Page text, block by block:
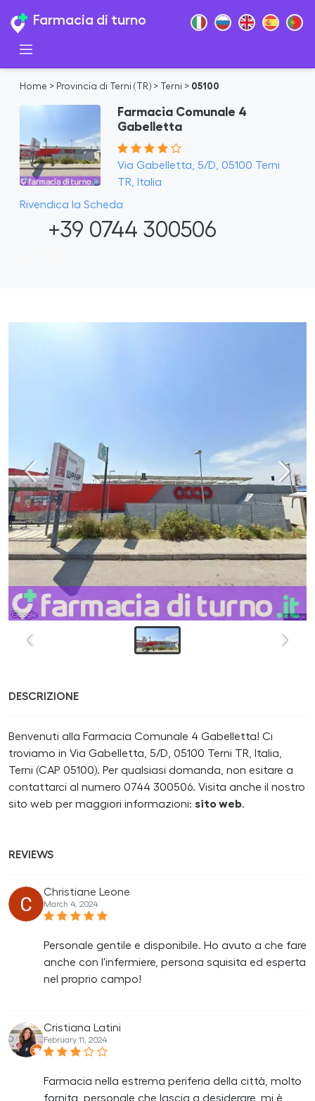
Farmacia di turno
Home > Provincia di Terni (TR) > Terni > 05100
Farmacia Comunale 4
Gabelletta
Via Gabelletta, 5/D, 05100 Terni
TR, Italia
Rivendica la Scheda
+39 0744 300506
DESCRIZIONE
Benvenuti alla Farmacia Comunale 4 Gabelletta! Ci
troviamo in Via Gabelletta, 5/D, 05100 Terni TR, Italia,
Terni (CAP 05100). Per qualsiasi domanda, non esitare a
contattarci al numero 0744 300506. Visita anche il nostro
sito web per maggiori informazioni: sito web.
REVIEWS
Christiane Leone
March 4, 2024
Personale gentile e disponibile. Ho avuto a che fare
anche con l'infermiere, persona squisita ed esperta
nel proprio campo!
Cristiana Latini
February 11, 2024
Farmacia nella estrema periferia della città, molto
fornita, personale che lascia a desiderare, mi è